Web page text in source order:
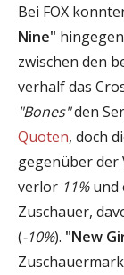
Bei FOX
Nine"
zwischen den
verhalf das
"Bones"den
Quoten, doch
gegenüber der
verlor 11%und
Zuschauer,
(-10%). "New